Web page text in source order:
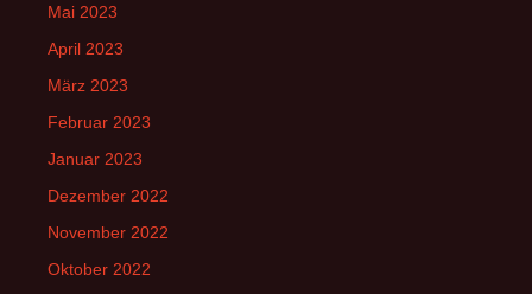
Mai 2023
April 2023
März 2023
Februar 2023
Januar 2023
Dezember 2022
November 2022
Oktober 2022